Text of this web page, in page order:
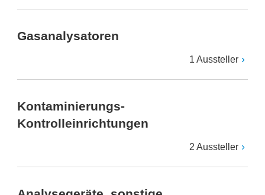
Gasanalysatoren
1 Aussteller
Kontaminierungs-
Kontrolleinrichtungen
2 Aussteller